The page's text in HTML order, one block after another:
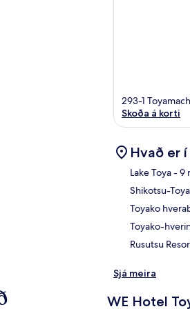
293-1
Skoða á korti
Hvað er
Lake Toya- 9
Shikotsu-
Toyako
Toyako-
Rusutsu
Sjá meira
WE Hotel